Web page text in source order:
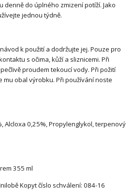
denně do úplného zmizení potíží. Jako
jednou týdně.
k použití a dodržujte jej. Pouze pro
s očima, kůží a sliznicemi. Při
proudem tekoucí vody. Při požití
obal výrobku. Při používání noste
Alcloxa 0,25%, Propylenglykol, terpenový
355 ml
Kopyt číslo schválení: 084-16